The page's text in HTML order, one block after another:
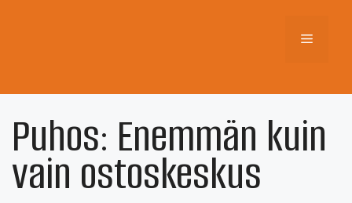
Menu
Puhos: Enemmän kuin
vain ostoskeskus